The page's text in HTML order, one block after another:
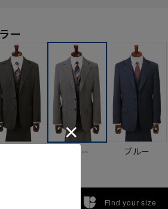
ー
グレー ブルー
Find your size